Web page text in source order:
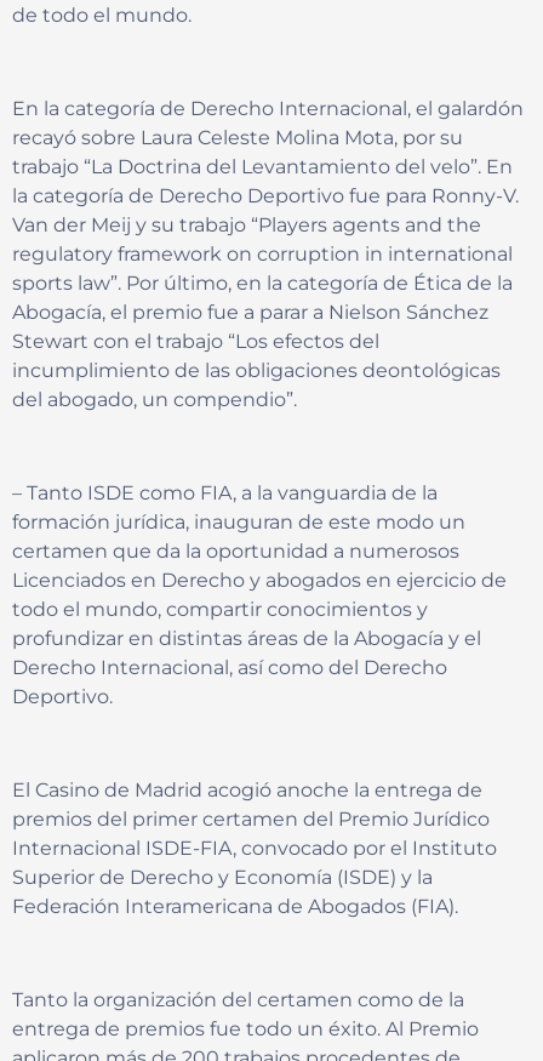
de todo el mundo.
En la categoría de Derecho Internacional, el galardón
recayó sobre Laura Celeste Molina Mota, por su
trabajo “La Doctrina del Levantamiento del velo”. En
la categoría de Derecho Deportivo fue para Ronny-V.
Van der Meij y su trabajo “Players agents and the
regulatory framework on corruption in international
sports law”. Por último, en la categoría de Ética de la
Abogacía, el premio fue a parar a Nielson Sánchez
Stewart con el trabajo “Los efectos del
incumplimiento de las obligaciones deontológicas
del abogado, un compendio”.
– Tanto ISDE como FIA, a la vanguardia de la
formación jurídica, inauguran de este modo un
certamen que da la oportunidad a numerosos
Licenciados en Derecho y abogados en ejercicio de
todo el mundo, compartir conocimientos y
profundizar en distintas áreas de la Abogacía y el
Derecho Internacional, así como del Derecho
Deportivo.
El Casino de Madrid acogió anoche la entrega de
premios del primer certamen del Premio Jurídico
Internacional ISDE-FIA, convocado por el Instituto
Superior de Derecho y Economía (ISDE) y la
Federación Interamericana de Abogados (FIA).
Tanto la organización del certamen como de la
entrega de premios fue todo un éxito. Al Premio